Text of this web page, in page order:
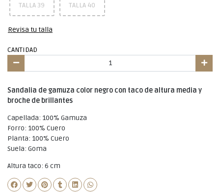
TALLA 39 TALLA 40
Revisa tu talla
CANTIDAD
Sandalia de gamuza color negro con taco de altura media y
broche de brillantes
Capellada: 100% Gamuza
Forro: 100% Cuero
Planta: 100% Cuero
Suela: Goma
Altura taco: 6 cm